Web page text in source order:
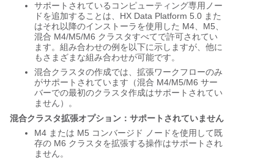
サポートされているコンピューティング専用ノー
ドを追加することは、HX Data Platform 5.0 また
はそれ以降のインストーラを使用した M4、M5、
混合 M4/M5/M6 クラスタすべてで許可されてい
ます。組み合わせの例を以下に示しますが、他に
もさまざまな組み合わせが可能です。
混合クラスタの作成では、拡張ワークフローのみ
がサポートされています（混合 M4/M5/M6 サー
バーでの最初のクラスタ作成はサポートされてい
ません）。
混合クラスタ拡張オプション：サポートされていません
M4 または M5 コンバージド ノードを使用して既
存の M6 クラスタを拡張する操作はサポートされ
ません。